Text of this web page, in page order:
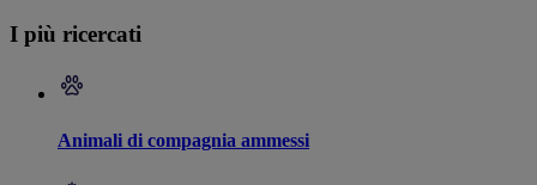
I più ricercati
Animali di compagnia ammessi